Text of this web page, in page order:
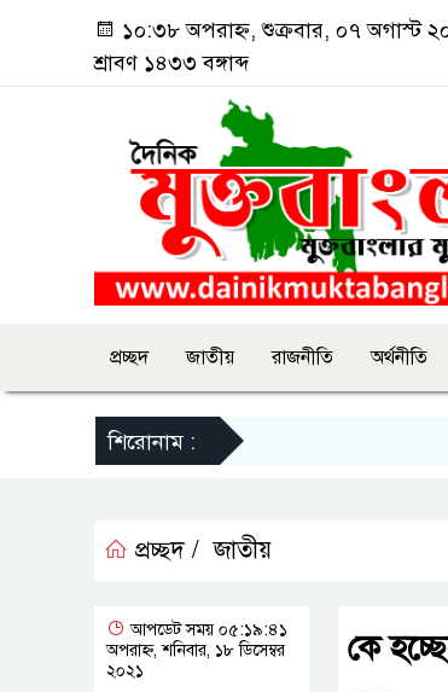
১০:৩৮ অপরাহ্ন, শুক্রবার, ০৭ অগাস্ট
শ্রাবণ ১৪৩৩ বঙ্গাব্দ
প্রচ্ছদ জাতীয় রাজনীতি অর্থনীতি
শিরোনাম :
প্রচ্ছদ / জাতীয়
কে
আপডেট সময় ০৫:১৯:৪১
অপরাহ্ন, শনিবার, ১৮ ডিসেম্বর
২০২১